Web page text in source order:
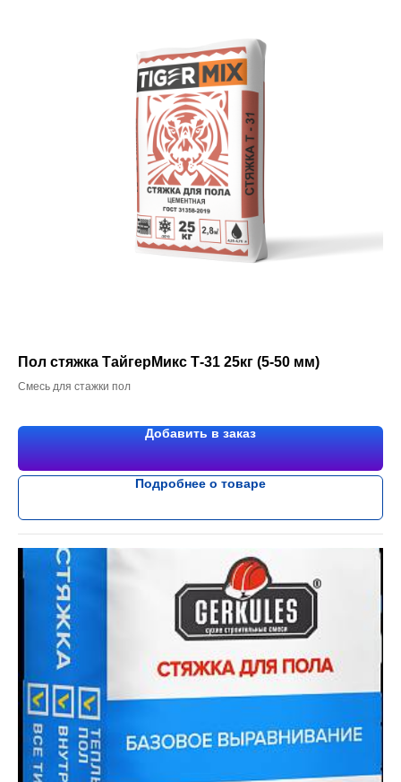
Пол стяжка ТайгерМикс Т-31 25кг (5-50 мм)
Смесь для стажки пол
Добавить в заказ
Подробнее о товаре